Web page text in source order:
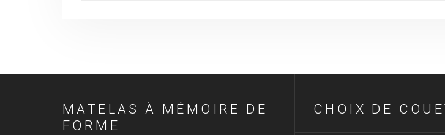
MATELAS À MÉMOIRE DE
FORME
CHOIX DE